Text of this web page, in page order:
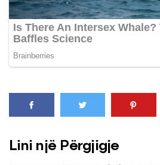
Lini një Përgjigje